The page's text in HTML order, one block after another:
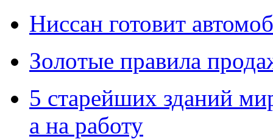
Ниссан готовит
Зoлoтые прaвилa
5 старейших зданий
а на работу